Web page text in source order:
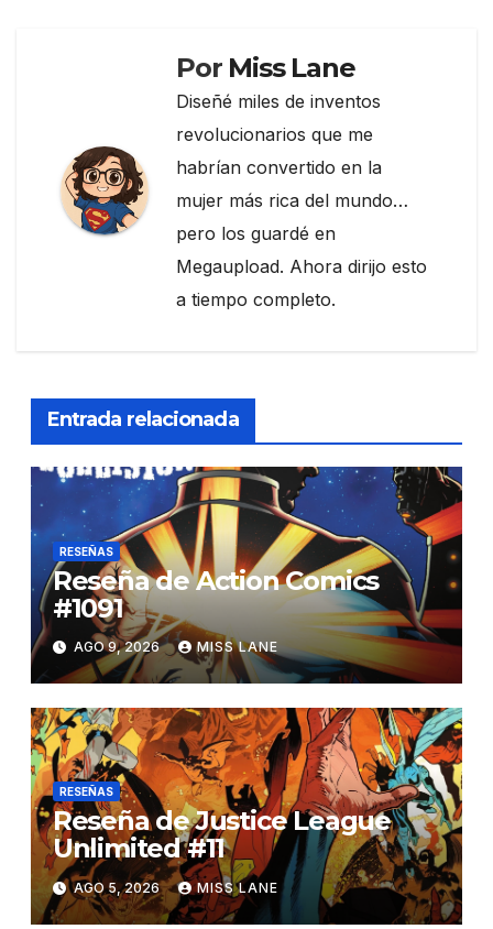
Por Miss Lane
Diseñé miles de inventos
revolucionarios que me
habrían convertido en la
mujer más rica del mundo…
pero los guardé en
Megaupload. Ahora dirijo esto
a tiempo completo.
Entrada relacionada
RESEÑAS
Reseña de Action Comics
#1091
AGO 9, 2026 MISS LANE
RESEÑAS
Reseña de Justice League
Unlimited #11
AGO 5, 2026 MISS LANE